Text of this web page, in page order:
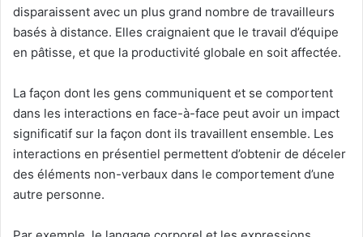
disparaissent avec un plus grand nombre de travailleurs
basés à distance. Elles craignaient que le travail d’équipe
en pâtisse, et que la productivité globale en soit affectée.
La façon dont les gens communiquent et se comportent
dans les interactions en face-à-face peut avoir un impact
significatif sur la façon dont ils travaillent ensemble. Les
interactions en présentiel permettent d’obtenir de déceler
des éléments non-verbaux dans le comportement d’une
autre personne.